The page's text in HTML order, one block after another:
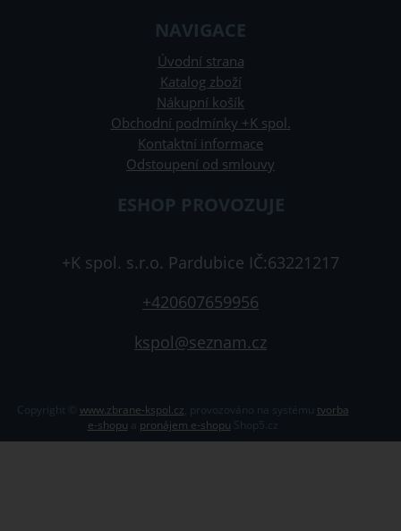
NAVIGACE
Úvodní strana
Katalog zboží
Nákupní košík
Obchodní podmínky +K spol.
Kontaktní informace
Odstoupení od smlouvy
ESHOP PROVOZUJE
+K spol. s.r.o. Pardubice IČ:63221217
+420607659956
kspol@seznam.cz
Copyright © www.zbrane-kspol.cz
tvorba
e-shopu
pronájem e-shopu